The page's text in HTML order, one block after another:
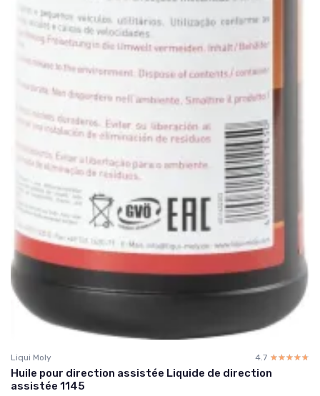
Liqui Moly 4.7 ☆☆☆☆☆
★★★★★
Huile pour direction assistée Liquide de direction
assistée 1145